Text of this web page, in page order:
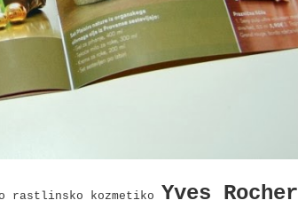
rastlinsko kozmetiko Yves Rocher